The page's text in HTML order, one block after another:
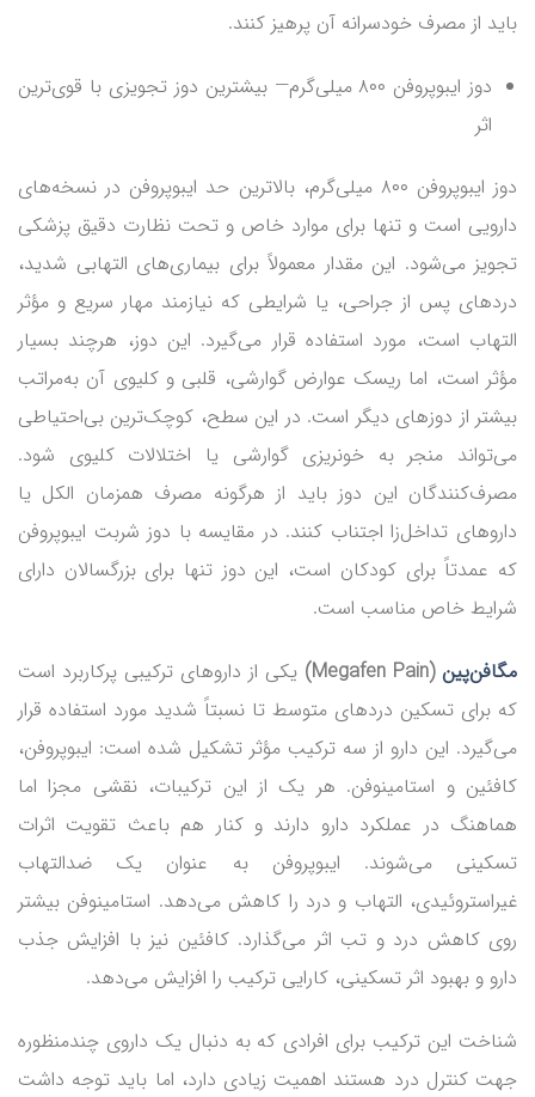
باید از مصرف خودسرانه آن پرهیز کنند.
دوز ایبوپروفن ۸۰۰ میلی‌گرم— بیشترین دوز تجویزی با قوی‌ترین
اثر
دوز ایبوپروفن ۸۰۰ میلی‌گرم، بالاترین حد ایبوپروفن در نسخه‌های
دارویی است و تنها برای موارد خاص و تحت نظارت دقیق پزشکی
تجویز می‌شود. این مقدار معمولاً برای بیماری‌های التهابی شدید،
دردهای پس از جراحی، یا شرایطی که نیازمند مهار سریع و مؤثر
التهاب است، مورد استفاده قرار می‌گیرد. این دوز، هرچند بسیار
مؤثر است، اما ریسک عوارض گوارشی، قلبی و کلیوی آن به‌مراتب
بیشتر از دوزهای دیگر است. در این سطح، کوچک‌ترین بی‌احتیاطی
می‌تواند منجر به خونریزی گوارشی یا اختلالات کلیوی شود.
مصرف‌کنندگان این دوز باید از هرگونه مصرف همزمان الکل یا
داروهای تداخل‌زا اجتناب کنند. در مقایسه با دوز شربت ایبوپروفن
که عمدتاً برای کودکان است، این دوز تنها برای بزرگسالان دارای
شرایط خاص مناسب است.
مگافن‌پین (Megafen Pain)
یکی از داروهای ترکیبی پرکاربرد است
که برای تسکین دردهای متوسط تا نسبتاً شدید مورد استفاده قرار
می‌گیرد. این دارو از سه ترکیب مؤثر تشکیل شده است: ایبوپروفن،
کافئین و استامینوفن. هر یک از این ترکیبات، نقشی مجزا اما
هماهنگ در عملکرد دارو دارند و کنار هم باعث تقویت اثرات
تسکینی می‌شوند. ایبوپروفن به عنوان یک ضدالتهاب
غیراستروئیدی، التهاب و درد را کاهش می‌دهد. استامینوفن بیشتر
روی کاهش درد و تب اثر می‌گذارد. کافئین نیز با افزایش جذب
دارو و بهبود اثر تسکینی، کارایی ترکیب را افزایش می‌دهد.
شناخت این ترکیب برای افرادی که به دنبال یک داروی چندمنظوره
جهت کنترل درد هستند اهمیت زیادی دارد، اما باید توجه داشت